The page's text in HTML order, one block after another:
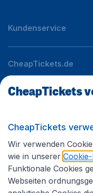
Kundenservice
CheapTickets.de
Internationale
Folgen Sie uns:
CheapTickets
CheapTickets
Wir verwenden
wie in unserer
Funktionale Cookies
Webseiten